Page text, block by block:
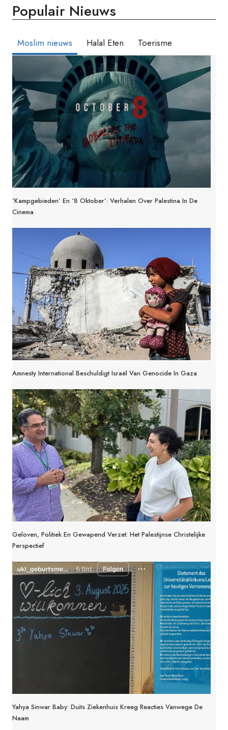
ALS
HOOFD
DE
TIJDELIJKE
REGERING
VAN
GAZA
Populair Nieuws
Moslim nieuws Halal Eten Toerisme
‘Kampgebieden’ En ‘8 Oktober’: Verhalen Over Palestina In De
Cinema
Amnesty International Beschuldigt Israël Van Genocide In Gaza
Geloven, Politiek En Gewapend Verzet: Het Palestijnse Christelijke
Perspectief
Yahya Sinwar Baby: Duits Ziekenhuis Kreeg Reacties Vanwege De
Naam